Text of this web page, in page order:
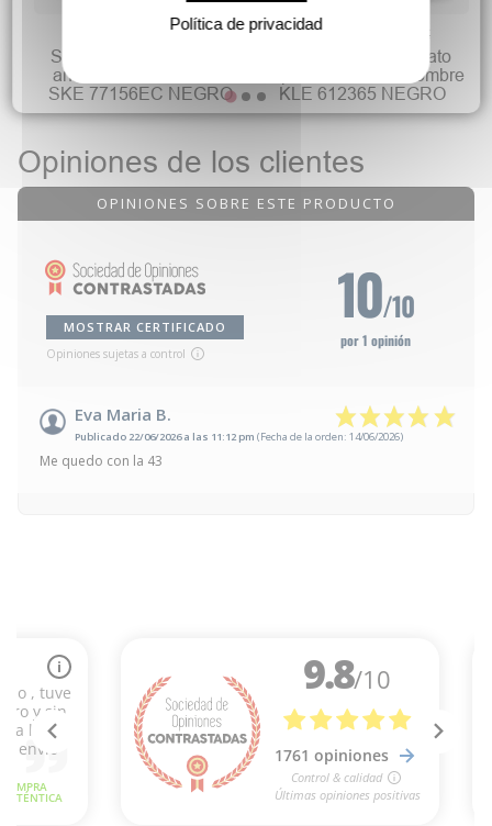
69,90 €
SKECHERS Deportivo
antideslizante cómodo
SKE 77156EC NEGRO
15,00 € 34,90 €
SWEDEN KLE Zapato
deportivo cómodo hombre
KLE 612365 NEGRO
Opiniones de los clientes
OPINIONES SOBRE ESTE PRODUCTO
MOSTRAR CERTIFICADO
Opiniones sujetas a control
10/10
por 1 opinión
Eva Maria B.
Publicado 22/06/2026 a las 11:12 pm (Fecha de la orden: 14/06/2026)
Me quedo con la 43
Política de privacidad